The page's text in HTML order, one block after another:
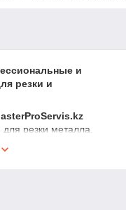
и
резки и
резки металла,
бытового и